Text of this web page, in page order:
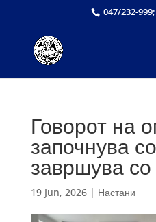
047/232-
Говорот на
започнува
завршува
19 Jun, 2026| Настани